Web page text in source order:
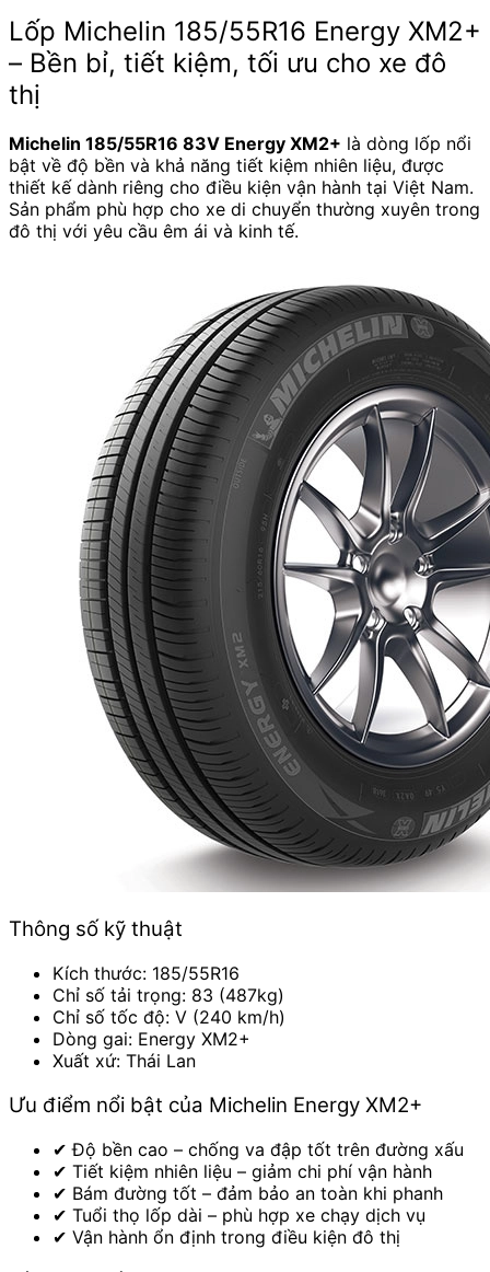
Lốp Michelin 185/55R16 Energy XM2+
– Bền bỉ, tiết kiệm, tối ưu cho xe đô
thị
Michelin 185/55R16 83V Energy XM2+ là dòng lốp nổi
bật về độ bền và khả năng tiết kiệm nhiên liệu, được
thiết kế dành riêng cho điều kiện vận hành tại Việt Nam.
Sản phẩm phù hợp cho xe di chuyển thường xuyên trong
đô thị với yêu cầu êm ái và kinh tế.
Thông số kỹ thuật
Kích thước: 185/55R16
Chỉ số tải trọng: 83 (487kg)
Chỉ số tốc độ: V (240 km/h)
Dòng gai: Energy XM2+
Xuất xứ: Thái Lan
Ưu điểm nổi bật của Michelin Energy XM2+
✔ Độ bền cao – chống va đập tốt trên đường xấu
✔ Tiết kiệm nhiên liệu – giảm chi phí vận hành
✔ Bám đường tốt – đảm bảo an toàn khi phanh
✔ Tuổi thọ lốp dài – phù hợp xe chạy dịch vụ
✔ Vận hành ổn định trong điều kiện đô thị